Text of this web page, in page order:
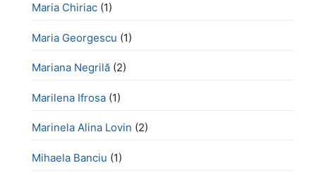
Maria Chiriac (1)
Maria Georgescu (1)
Mariana Negrilă (2)
Marilena Ifrosa (1)
Marinela Alina Lovin (2)
Mihaela Banciu (1)